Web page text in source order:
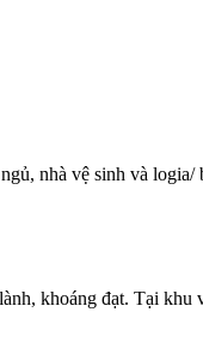
nhà vệ sinh và logia/
khoáng đạt. Tại khu